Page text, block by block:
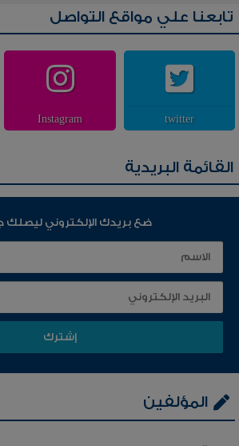
تابعنا علي مواقع التواصل
twitter
Instagram
القائمة البريدية
ضع بريدك الإلكتروني ليصلك
المؤلفين